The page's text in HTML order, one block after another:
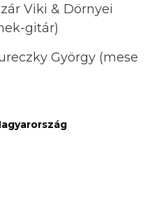
Viki & Dörnyei
gitár)
György (mese